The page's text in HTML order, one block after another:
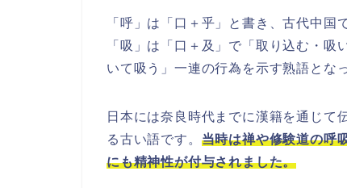
「呼」は「口＋乎」と書き、古代中国
「吸」は「口＋及」で「取り込む・
いて吸う」一連の行為を示す熟語とな
日本には奈良時代までに漢籍を通じて
る古い語です。 当時は禅や修験道の呼
にも精神性が付与されました。